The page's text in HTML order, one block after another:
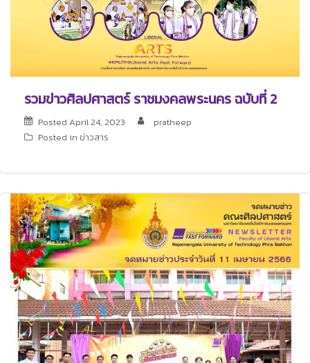
รวมข่าวศิลปศาสตร์ ราชมงคลพระนคร ฉบับที่ 2
Posted April 24, 2023
pratheep
Posted in ข่าวสาร